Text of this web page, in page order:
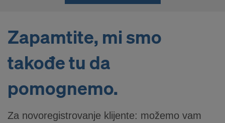
e
o
p
Zapamtite, mi smo
takođe tu da
pomognemo.
Za novoregistrovanje klijente: možemo vam